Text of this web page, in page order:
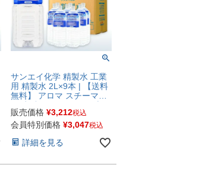
サンエイ化学 精製水 工業
用 精製水 2L×9本 | 【送料
無料】 アロマ スチーマー
ーラント液 ウォッシャー
液 アルコール 消毒液 無水
除菌水 希釈水 ペットボト
水 超純水 せいせいすい 日
販売価格 ¥3,212税込
会員特別価格 ¥3,047税込
詳細を見る